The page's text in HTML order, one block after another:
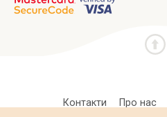
Контакти Про нас